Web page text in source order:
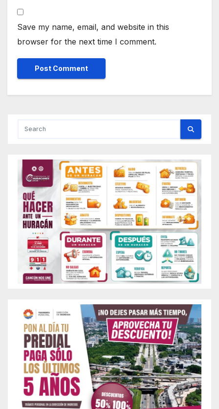
Save my name, email, and website in this
browser for the next time I comment.